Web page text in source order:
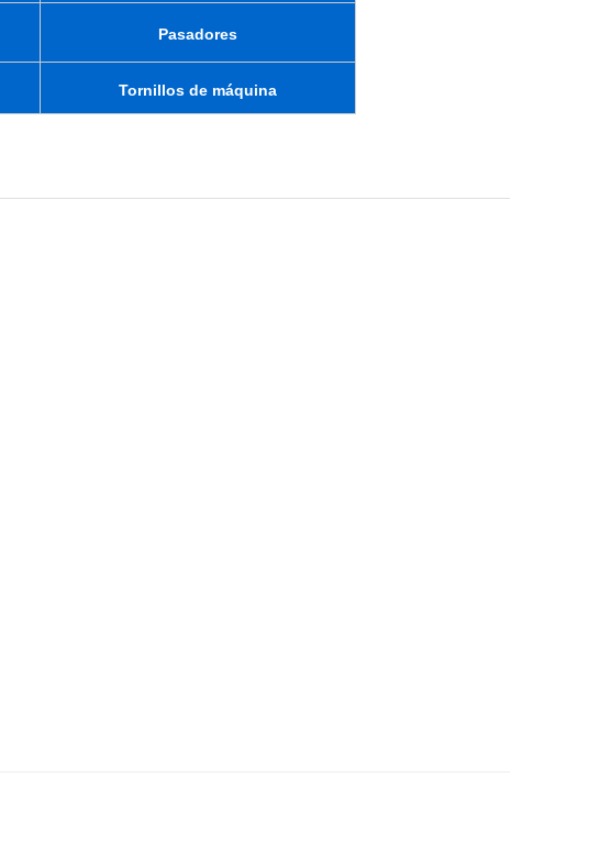
Pasadores
Tornillos de máquina